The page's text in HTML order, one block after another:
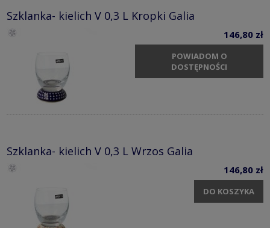
Szklanka- kielich V 0,3 L Kropki Galia
146,80 zł
POWIADOM O
DOSTĘPNOŚCI
Szklanka- kielich V 0,3 L Wrzos Galia
146,80 zł
DO KOSZYKA